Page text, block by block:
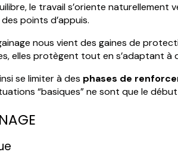
le travail s’oriente naturellement
points d’appuis.
nous vient des gaines de
elles protègent tout en s’adaptant
se limiter à des phases de
“basiques” ne sont que le